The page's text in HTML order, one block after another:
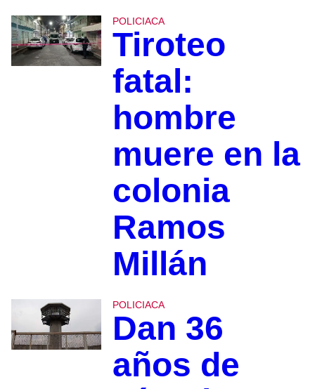
POLICIACA
Tiroteo
fatal:
hombre
muere en la
colonia
Ramos
Millán
POLICIACA
Dan 36
años de